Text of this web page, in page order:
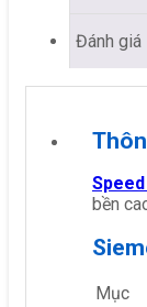
Đánh giá
bền
Mục